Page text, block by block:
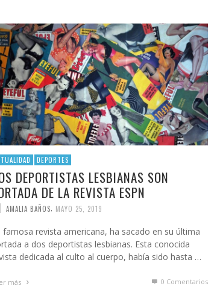
DEPORTES
DEPORTISTAS LESBIANAS SON
DE LA REVISTA ESPN
AMALIA BAÑOS MAYO 25, 2019
famosa revista americana, ha sacado en su última
a dos deportistas lesbianas. Esta conocida
dedicada al culto al cuerpo, había sido hasta …
más 0 Comentarios